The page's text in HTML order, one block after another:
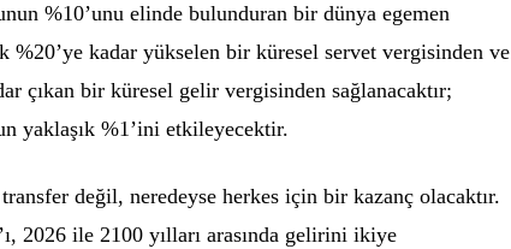
%10’unu elinde bulunduran bir dünya egemen
%20’ye kadar yükselen bir küresel servet vergisinden ve
çıkan bir küresel gelir vergisinden sağlanacaktır;
yaklaşık %1’ini etkileyecektir.
değil, neredeyse herkes için bir kazanç olacaktır.
2026 ile 2100 yılları arasında gelirini ikiye